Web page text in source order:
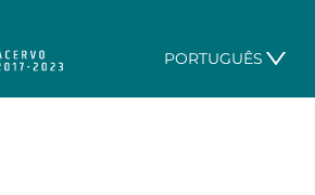
PORTUGUÊS